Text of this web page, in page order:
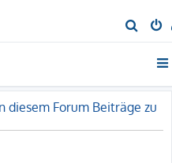
u
diesem Forum Beiträge zu